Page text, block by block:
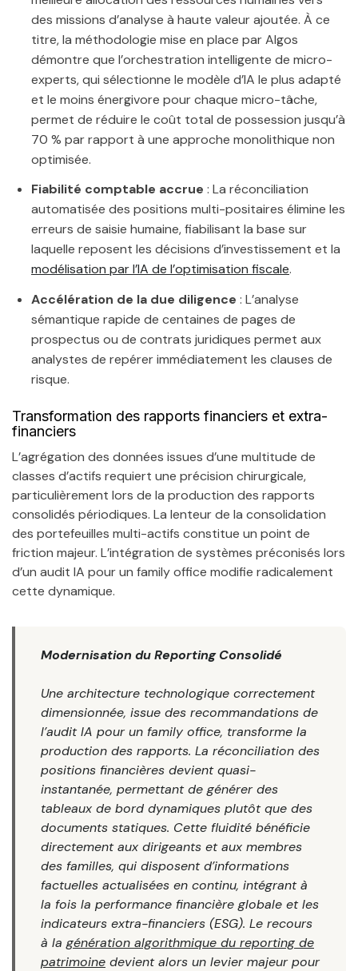
des missions d’analyse à haute valeur ajoutée. À ce
titre, la méthodologie mise en place par Algos
démontre que l’orchestration intelligente de micro-
experts, qui sélectionne le modèle d’IA le plus adapté
et le moins énergivore pour chaque micro-tâche,
permet de réduire le coût total de possession jusqu’à
70 % par rapport à une approche monolithique non
optimisée.
Fiabilité comptable accrue : La réconciliation
automatisée des positions multi-positaires élimine les
erreurs de saisie humaine, fiabilisant la base sur
laquelle reposent les décisions d’investissement et la
modélisation par l’IA de l’optimisation fiscale.
Accélération de la due diligence : L’analyse
sémantique rapide de centaines de pages de
prospectus ou de contrats juridiques permet aux
analystes de repérer immédiatement les clauses de
risque.
Transformation des rapports financiers et extra-
financiers
L’agrégation des données issues d’une multitude de
classes d’actifs requiert une précision chirurgicale,
particulièrement lors de la production des rapports
consolidés périodiques. La lenteur de la consolidation
des portefeuilles multi-actifs constitue un point de
friction majeur. L’intégration de systèmes préconisés lors
d’un audit IA pour un family office modifie radicalement
cette dynamique.
Modernisation du Reporting Consolidé
Une architecture technologique correctement
dimensionnée, issue des recommandations de
l’audit IA pour un family office, transforme la
production des rapports. La réconciliation des
positions financières devient quasi-
instantanée, permettant de générer des
tableaux de bord dynamiques plutôt que des
documents statiques. Cette fluidité bénéficie
directement aux dirigeants et aux membres
des familles, qui disposent d’informations
factuelles actualisées en continu, intégrant à
la fois la performance financière globale et les
indicateurs extra-financiers (ESG). Le recours
à la génération algorithmique du reporting de
patrimoine devient alors un levier majeur pour